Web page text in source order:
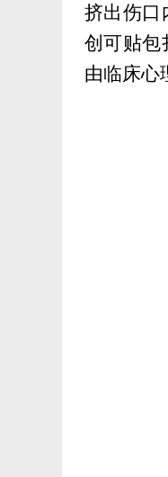
挤出伤口
创可贴包
由临床心